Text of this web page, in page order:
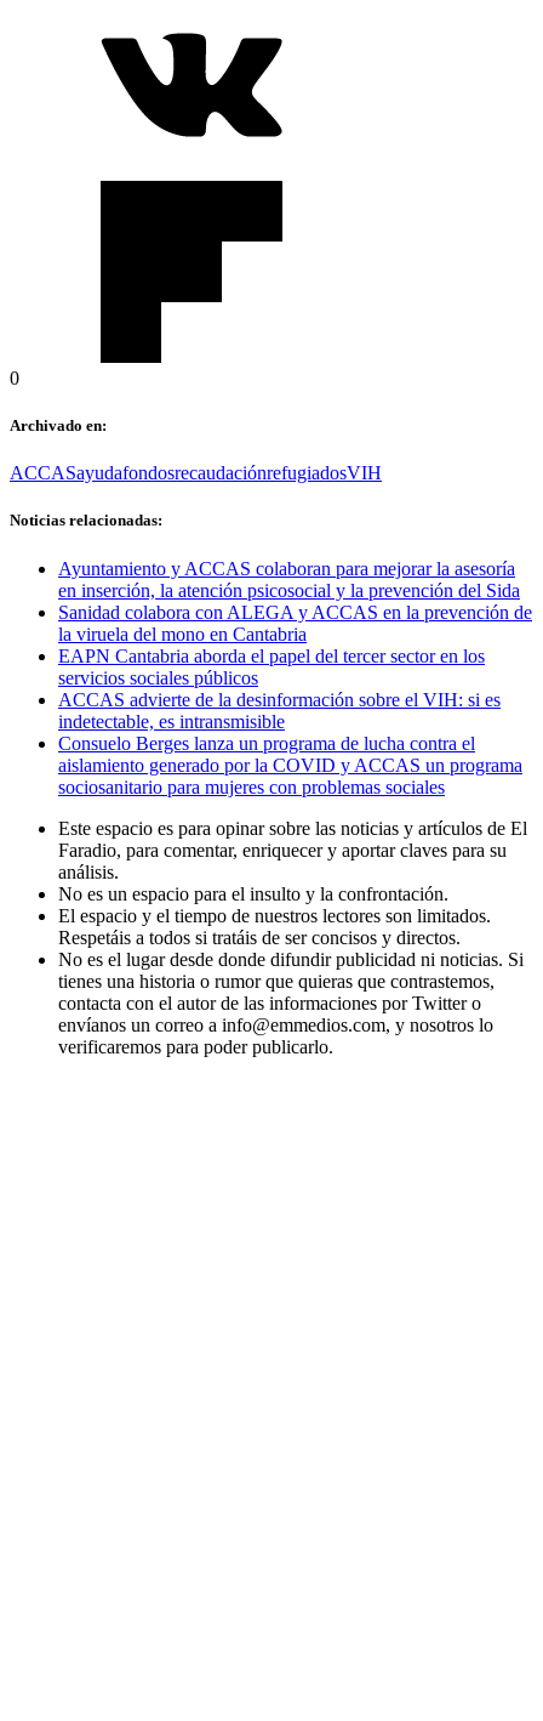
0
Archivado en:
ACCASayudafondosrecaudaciónrefugiadosVIH
Noticias relacionadas:
Ayuntamiento y ACCAS colaboran para mejorar la asesoría
en inserción, la atención psicosocial y la prevención del Sida
Sanidad colabora con ALEGA y ACCAS en la prevención de
la viruela del mono en Cantabria
EAPN Cantabria aborda el papel del tercer sector en los
servicios sociales públicos
ACCAS advierte de la desinformación sobre el VIH: si es
indetectable, es intransmisible
Consuelo Berges lanza un programa de lucha contra el
aislamiento generado por la COVID y ACCAS un programa
sociosanitario para mujeres con problemas sociales
Este espacio es para opinar sobre las noticias y artículos de El
Faradio, para comentar, enriquecer y aportar claves para su
análisis.
No es un espacio para el insulto y la confrontación.
El espacio y el tiempo de nuestros lectores son limitados.
Respetáis a todos si tratáis de ser concisos y directos.
No es el lugar desde donde difundir publicidad ni noticias. Si
tienes una historia o rumor que quieras que contrastemos,
contacta con el autor de las informaciones por Twitter o
envíanos un correo a info@emmedios.com, y nosotros lo
verificaremos para poder publicarlo.